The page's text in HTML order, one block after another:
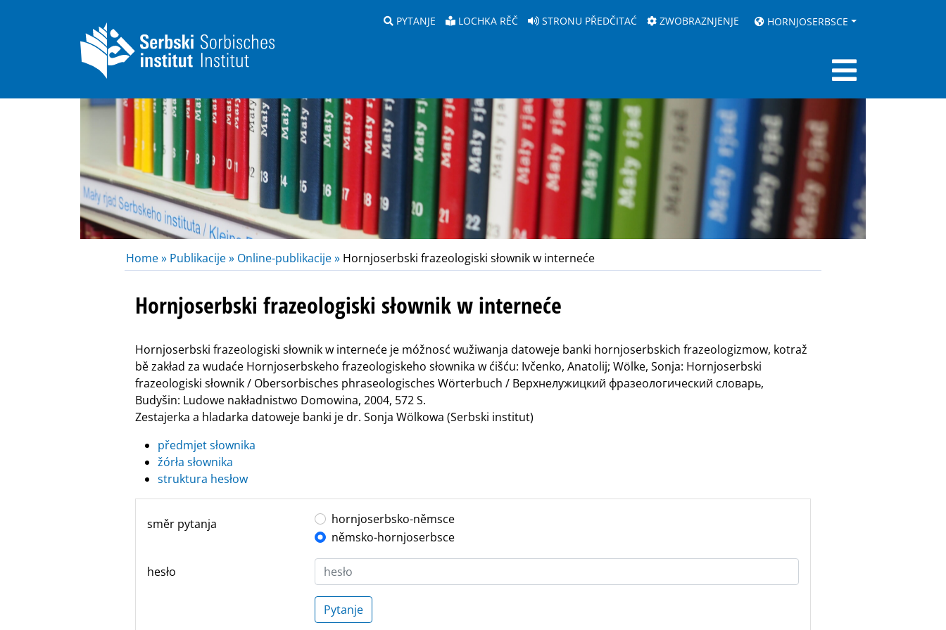
PYTANJE LOCHKA RĚČ STRONU PŘEDČITAĆ ZWOBRAZNJENJE HORNJOSERBSCE
Home » Publikacije » Online-publikacije » Hornjoserbski frazeologiski słownik w interneće
Hornjoserbski frazeologiski słownik w interneće
Hornjoserbski frazeologiski słownik w interneće je móžnosć wužiwanja datoweje banki hornjoserbskich frazeologizmow, kotraž
bě zakład za wudaće Hornjoserbskeho frazeologiskeho słownika w ćišću: Ivčenko, Anatolij; Wölke, Sonja: Hornjoserbski
frazeologiski słownik / Obersorbisches phraseologisches Wörterbuch / Верхнелужицкий фразеологический словарь,
Budyšin: Ludowe nakładnistwo Domowina, 2004, 572 S.
Zestajerka a hladarka datoweje banki je dr. Sonja Wölkowa (Serbski institut)
předmjet słownika
žórła słownika
struktura hesłow
směr pytanja
hornjoserbsko-němsce
němsko-hornjoserbsce
hesło
Pytanje